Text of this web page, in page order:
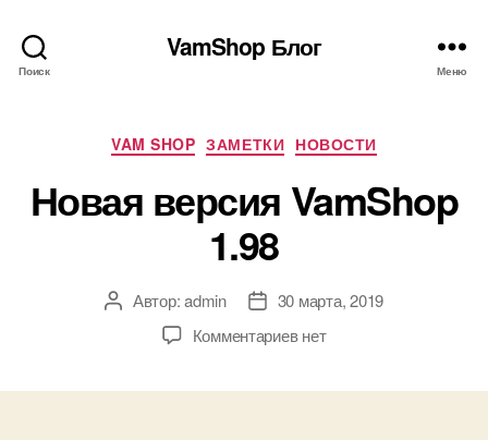
Поиск
VamShop Блог
Меню
Рубрики
VAM SHOP ЗАМЕТКИ НОВОСТИ
Новая версия VamShop
1.98
АвторАвтор:admin
Дата30 марта, 2019
Комментариевк
нет